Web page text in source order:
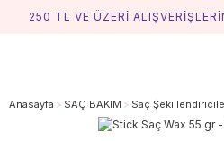
250 TL VE ÜZERİ
Anasayfa SAÇ BAKIM Saç